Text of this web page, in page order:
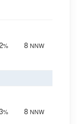
% 8 NNW
% 8 NNW